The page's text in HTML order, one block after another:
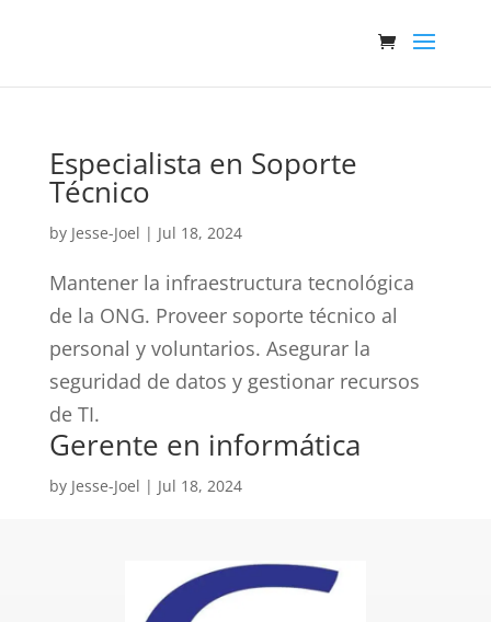
Especialista en Soporte
Técnico
by Jesse-Joel | Jul 18, 2024
Mantener la infraestructura tecnológica
de la ONG. Proveer soporte técnico al
personal y voluntarios. Asegurar la
seguridad de datos y gestionar recursos
de TI.
Gerente en informática
by Jesse-Joel | Jul 18, 2024